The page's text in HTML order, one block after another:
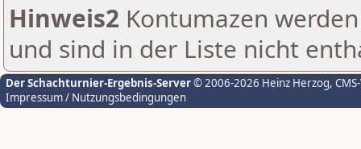
Hinweis2 Kontumazen
und sind in der Liste nicht
Der Schachturnier-Ergebnis-Server© 2006-2026 Heinz Herzog,
Impressum / Nutzungsbedingungen